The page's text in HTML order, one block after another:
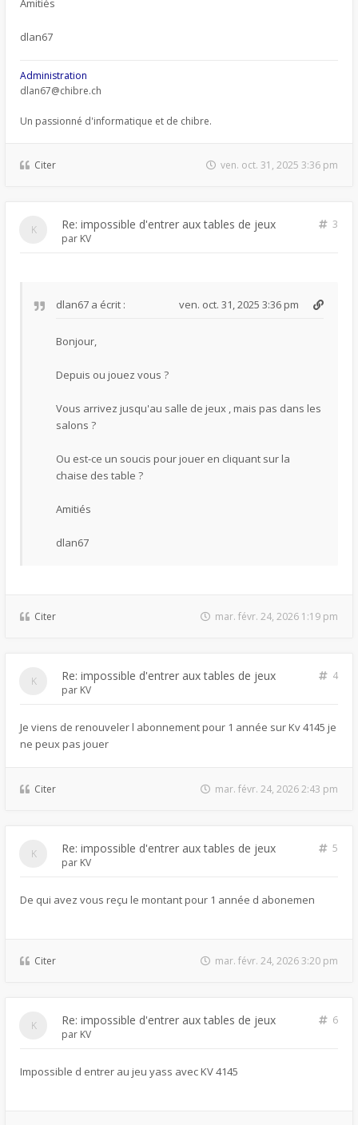
Amitiés
dlan67
Administration
dlan67@chibre.ch
Un passionné d'informatique et de chibre.
Citer ven. oct. 31, 2025 3:36 pm
Re: impossible d'entrer aux tables de jeux
3
par KV
dlan67 a écrit : ven. oct. 31, 2025 3:36 pm
Bonjour,
Depuis ou jouez vous ?
Vous arrivez jusqu'au salle de jeux , mais pas dans les
salons ?
Ou est-ce un soucis pour jouer en cliquant sur la
chaise des table ?
Amitiés
dlan67
Citer mar. févr. 24, 2026 1:19 pm
Re: impossible d'entrer aux tables de jeux
4
par KV
Je viens de renouveler l abonnement pour 1 année sur Kv 4145 je
ne peux pas jouer
Citer mar. févr. 24, 2026 2:43 pm
Re: impossible d'entrer aux tables de jeux
5
par KV
De qui avez vous reçu le montant pour 1 année d abonemen
Citer mar. févr. 24, 2026 3:20 pm
Re: impossible d'entrer aux tables de jeux
6
par KV
Impossible d entrer au jeu yass avec KV 4145